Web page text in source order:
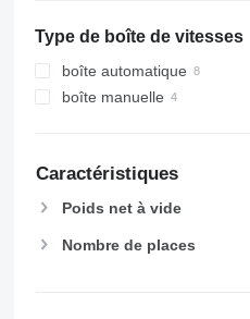
Type de boîte de vitesses
boîte automatique
boîte manuelle
Caractéristiques
Poids net à vide
Nombre de places